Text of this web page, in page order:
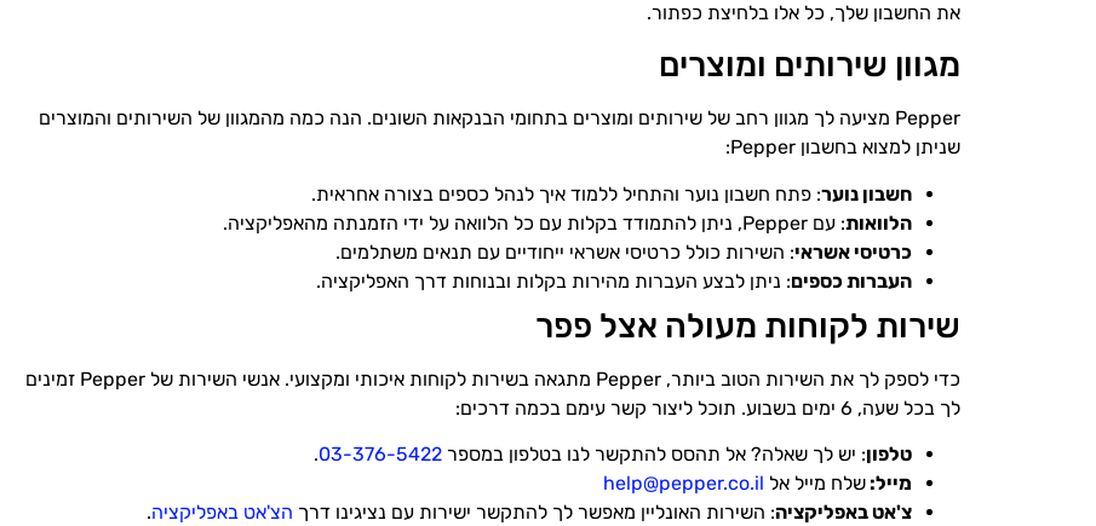
את החשבון שלך, כל אלו בלחיצת כפתור.
מגוון שירותים ומוצרים
Pepper מציעה לך מגוון רחב של שירותים ומוצרים בתחומי הבנקאות השונים. הנה כמה מהמגוון של השירותים והמוצרים
שניתן למצוא בחשבון Pepper:
חשבון נוער: פתח חשבון נוער והתחיל ללמוד איך לנהל כספים בצורה אחראית.
הלוואות: עם Pepper, ניתן להתמודד בקלות עם כל הלוואה על ידי הזמנתה מהאפליקציה.
כרטיסי אשראי: השירות כולל כרטיסי אשראי ייחודיים עם תנאים משתלמים.
העברות כספים: ניתן לבצע העברות מהירות בקלות ובנוחות דרך האפליקציה.
שירות לקוחות מעולה אצל פפר
כדי לספק לך את השירות הטוב ביותר, Pepper מתגאה בשירות לקוחות איכותי ומקצועי. אנשי השירות של Pepper זמינים
לך בכל שעה, 6 ימים בשבוע. תוכל ליצור קשר עימם בכמה דרכים:
טלפון: יש לך שאלה? אל תהסס להתקשר לנו בטלפון במספר 03-376-5422
.
מייל: שלח מייל אל help@pepper.co.il
צ'אט באפליקציה: השירות האונליין מאפשר לך להתקשר ישירות עם נציגינו דרך הצ'אט באפליקציה.